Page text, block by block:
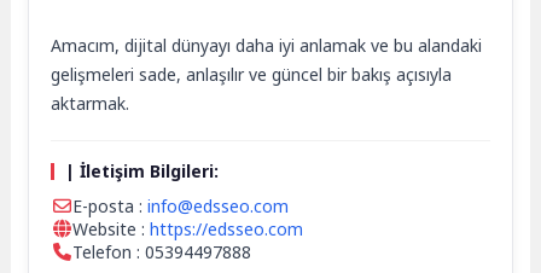
Amacım, dijital dünyayı daha iyi anlamak ve bu alandaki
gelişmeleri sade, anlaşılır ve güncel bir bakış açısıyla
aktarmak.
| İletişim Bilgileri:
E-posta :info@edsseo.com
Website :https://edsseo.com
Telefon : 05394497888